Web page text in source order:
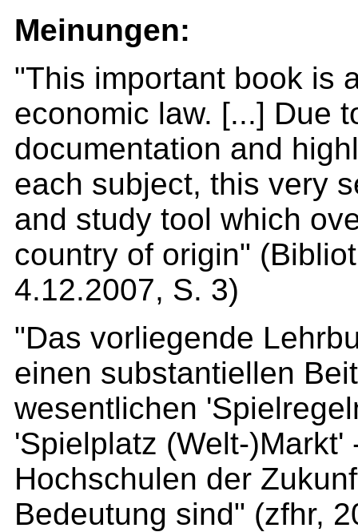
Meinungen:
"This important book is
economic law. [...] Due
documentation and
each subject, this very
and study tool which
country of origin"
4.12.2007, S. 3)
"Das vorliegende
einen substantiellen
wesentlichen
'Spielplatz (Welt-
Hochschulen der
Bedeutung sind" (zfhr,